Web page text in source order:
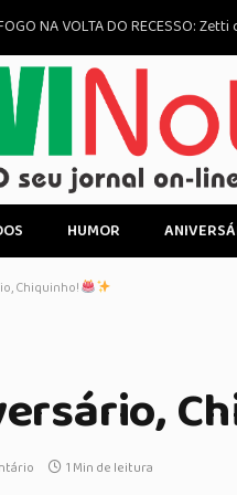
Bolsa de Valores e Seus
HUMOR
Chiquinho!
1 Min de leitura